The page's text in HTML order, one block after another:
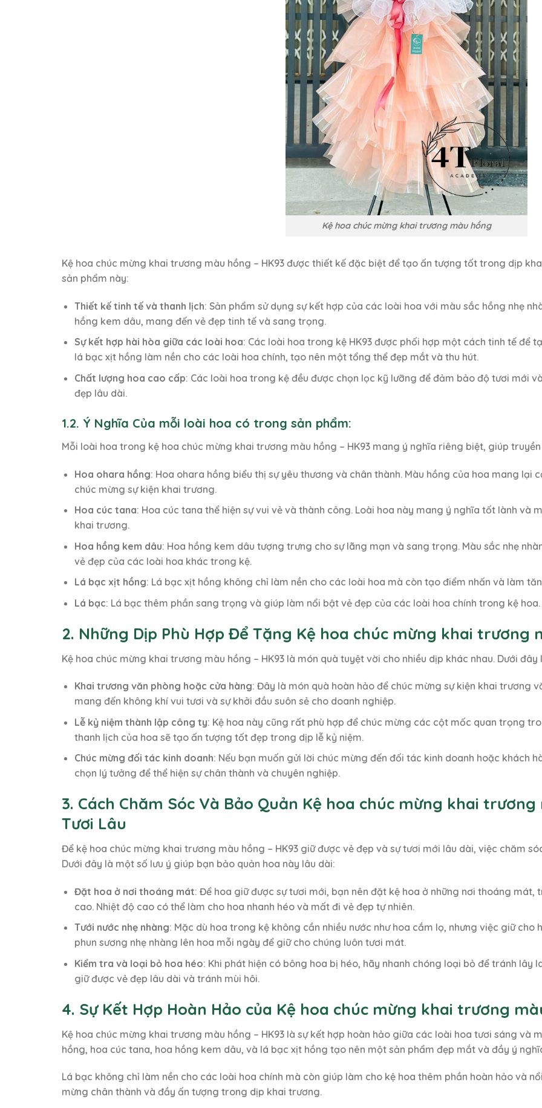
Kệ hoa chúc mừng khai trương màu hồng
Kệ hoa chúc mừng khai trương màu hồng – HK93 được thiết kế đặc biệt để tạo ấn tượng tốt trong dịp
sản phẩm này:
Thiết kế tinh tế và thanh lịch: Sản phẩm sử dụng sự kết hợp của các loài hoa với màu sắc hồng nhẹ
hồng kem dâu, mang đến vẻ đẹp tinh tế và sang trọng.
Sự kết hợp hài hòa giữa các loài hoa: Các loài hoa trong kệ HK93 được phối hợp một cách tinh tế để
lá bạc xịt hồng làm nền cho các loài hoa chính, tạo nên một tổng thể đẹp mắt và thu hút.
Chất lượng hoa cao cấp: Các loài hoa trong kệ đều được chọn lọc kỹ lưỡng để đảm bảo độ tươi mới
đẹp lâu dài.
1.2. Ý Nghĩa Của mỗi loài hoa có trong sản phẩm:
Mỗi loài hoa trong kệ hoa chúc mừng khai trương màu hồng – HK93 mang ý nghĩa riêng biệt, giúp
Hoa ohara hồng: Hoa ohara hồng biểu thị sự yêu thương và chân thành. Màu hồng của hoa mang lại
chúc mừng sự kiện khai trương.
Hoa cúc tana: Hoa cúc tana thể hiện sự vui vẻ và thành công. Loài hoa này mang ý nghĩa tốt lành và
khai trương.
Hoa hồng kem dâu: Hoa hồng kem dâu tượng trưng cho sự lãng mạn và sang trọng. Màu sắc nhẹ
vẻ đẹp của các loài hoa khác trong kệ.
Lá bạc xịt hồng: Lá bạc xịt hồng không chỉ làm nền cho các loài hoa mà còn tạo điểm nhấn và làm
Lá bạc: Lá bạc thêm phần sang trọng và giúp làm nổi bật vẻ đẹp của các loài hoa chính trong kệ hoa.
2. Những Dịp Phù Hợp Để Tặng Kệ hoa chúc mừng khai trương
Kệ hoa chúc mừng khai trương màu hồng – HK93 là món quà tuyệt vời cho nhiều dịp khác nhau. Dưới
Khai trương văn phòng hoặc cửa hàng: Đây là món quà hoàn hảo để chúc mừng sự kiện khai trương
mang đến không khí vui tươi và sự khởi đầu suôn sẻ cho doanh nghiệp.
Lễ kỷ niệm thành lập công ty: Kệ hoa này cũng rất phù hợp để chúc mừng các cột mốc quan trọng
thanh lịch của hoa sẽ tạo ấn tượng tốt đẹp trong dịp lễ kỷ niệm.
Chúc mừng đối tác kinh doanh: Nếu bạn muốn gửi lời chúc mừng đến đối tác kinh doanh hoặc khách
chọn lý tưởng để thể hiện sự chân thành và chuyên nghiệp.
3. Cách Chăm Sóc Và Bảo Quản Kệ hoa chúc mừng khai
Tươi Lâu
Để kệ hoa chúc mừng khai trương màu hồng – HK93 giữ được vẻ đẹp và sự tươi mới lâu dài, việc chăm
Dưới đây là một số lưu ý giúp bạn bảo quản hoa này lâu dài:
Đặt hoa ở nơi thoáng mát: Để hoa giữ được sự tươi mới, bạn nên đặt kệ hoa ở những nơi thoáng
cao. Nhiệt độ cao có thể làm cho hoa nhanh héo và mất đi vẻ đẹp tự nhiên.
Tưới nước nhẹ nhàng: Mặc dù hoa trong kệ không cần nhiều nước như hoa cắm lọ, nhưng việc giữ
phun sương nhẹ nhàng lên hoa mỗi ngày để giữ cho chúng luôn tươi mát.
Kiểm tra và loại bỏ hoa héo: Khi phát hiện có bông hoa bị héo, hãy nhanh chóng loại bỏ để tránh lây
giữ được vẻ đẹp lâu dài và tránh mùi hôi.
4. Sự Kết Hợp Hoàn Hảo của Kệ hoa chúc mừng khai trương
Kệ hoa chúc mừng khai trương màu hồng – HK93 là sự kết hợp hoàn hảo giữa các loài hoa tươi sáng và
hồng, hoa cúc tana, hoa hồng kem dâu, và lá bạc xịt hồng tạo nên một sản phẩm đẹp mắt và đầy ý
Lá bạc không chỉ làm nền cho các loài hoa chính mà còn giúp làm cho kệ hoa thêm phần hoàn hảo và
mừng chân thành và đầy ấn tượng trong dịp khai trương.